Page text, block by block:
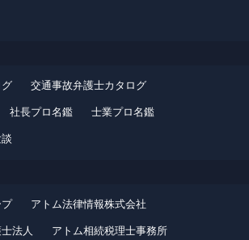
交通事故弁護士カタログ
社長プロ名鑑 士業プロ名鑑
アトム法律情報株式会社
法人 アトム相続税理士事務所